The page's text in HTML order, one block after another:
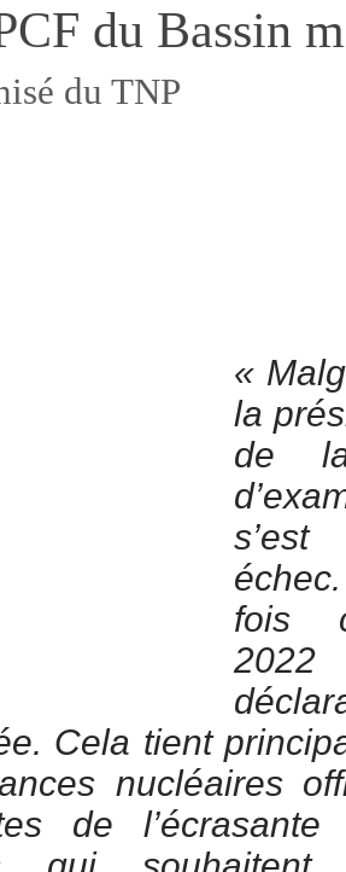
du Bassin
du TNP
«
la
de
fois
2022
Cela tient
nucléaires
de